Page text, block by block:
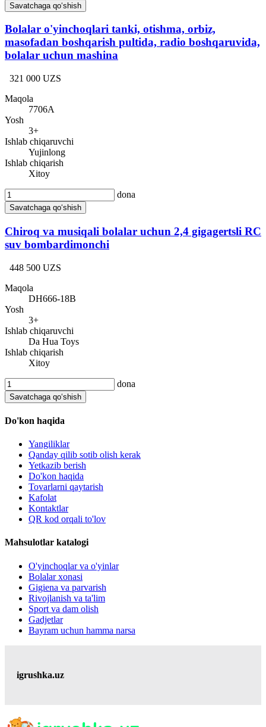
Savatchaga qo‘shish
Bolalar o'yinchoqlari tanki, otishma, orbiz,
masofadan boshqarish pultida, radio boshqaruvida,
bolalar uchun mashina
321 000 UZS
Maqola
7706A
Yosh
3+
Ishlab chiqaruvchi
Yujinlong
Ishlab chiqarish
Xitoy
dona
Savatchaga qo‘shish
Chiroq va musiqali bolalar uchun 2,4 gigagertsli RC
suv bombardimonchi
448 500 UZS
Maqola
DH666-18B
Yosh
3+
Ishlab chiqaruvchi
Da Hua Toys
Ishlab chiqarish
Xitoy
dona
Savatchaga qo‘shish
Do'kon haqida
Yangiliklar
Qanday qilib sotib olish kerak
Yetkazib berish
Do'kon haqida
Tovarlarni qaytarish
Kafolat
Kontaktlar
QR kod orqali to'lov
Mahsulotlar katalogi
O'yinchoqlar va o'yinlar
Bolalar xonasi
Gigiena va parvarish
Rivojlanish va ta'lim
Sport va dam olish
Gadjetlar
Bayram uchun hamma narsa
igrushka.uz